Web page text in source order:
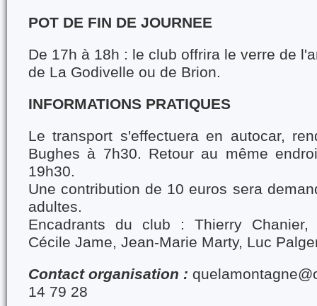
POT DE FIN DE JOURNEE
De 17h à 18h : le club offrira le verre de
de La Godivelle ou de Brion.
INFORMATIONS PRATIQUES
Le transport s'effectuera en autocar,
Bughes à 7h30. Retour au même
19h30.
Une contribution de 10 euros sera
adultes.
Encadrants du club : Thierry Chanier,
Cécile Jame, Jean-Marie Marty, Luc
Contact organisation :
14 79 28